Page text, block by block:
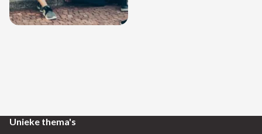
Lees meer
Unieke thema's